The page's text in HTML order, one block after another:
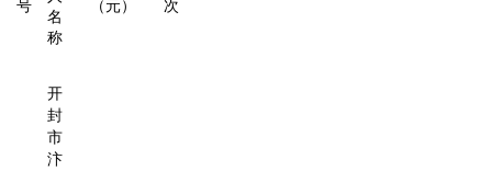
号
名
称
（元）
次
开
封
市
汴